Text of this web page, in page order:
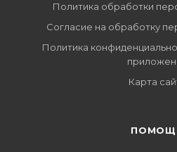
Политика обработки
Согласие на обработку
Политика
Карта